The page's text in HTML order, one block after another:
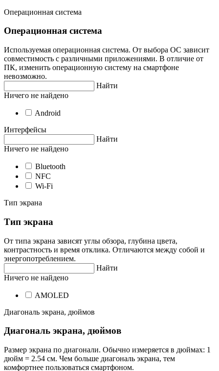
Операционная система
Операционная система
Используемая операционная система. От выбора ОС зависит
совместимость с различными приложениями. В отличие от
ПК, изменить операционную систему на смартфоне
невозможно.
Найти
Ничего не найдено
Android
Интерфейсы
Найти
Ничего не найдено
Bluetooth
NFC
Wi-Fi
Тип экрана
Тип экрана
От типа экрана зависят углы обзора, глубина цвета,
контрастность и время отклика. Отличаются между собой и
энергопотреблением.
Найти
Ничего не найдено
AMOLED
Диагональ экрана, дюймов
Диагональ экрана, дюймов
Размер экрана по диагонали. Обычно измеряется в дюймах: 1
дюйм = 2.54 см. Чем больше диагональ экрана, тем
комфортнее пользоваться смартфоном.